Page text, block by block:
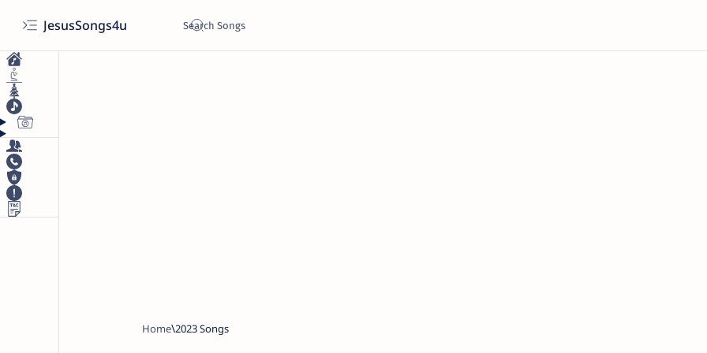
JesusSongs4u
Home 2023 Songs